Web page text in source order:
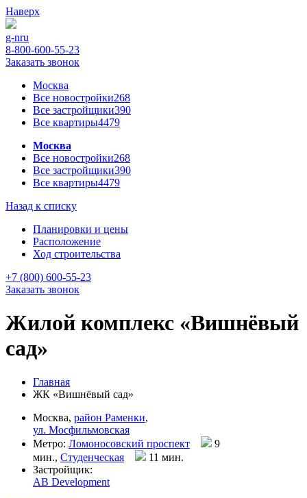
Наверх
g-nru
8-800-600-55-23
Заказать звонок
Москва
Все новостройки268
Все застройщики390
Все квартиры4479
Москва
Все новостройки268
Все застройщики390
Все квартиры4479
Назад к списку
Планировки и цены
Расположение
Ход строительства
+7 (800) 600-55-23
Заказать звонок
Жилой комплекс «Вишнёвый
сад»
Главная
ЖК «Вишнёвый сад»
Москва, район Раменки,
ул. Мосфильмовская
Метро: Ломоносовский проспект
9
мин., Студенческая 11 мин.
Застройщик:
AB Development